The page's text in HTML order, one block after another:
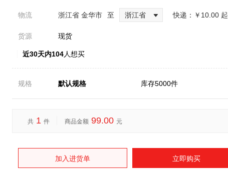
物流 浙江省 金华市 至 浙江省 快递： ￥10.00 起
货源 现货
近30天内104人想买
规格 默认规格 库存5000件
共 1 件 商品金额 99.00 元
加入进货单 立即购买